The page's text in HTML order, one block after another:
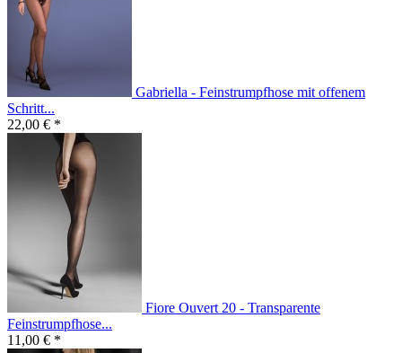
Gabriella - Feinstrumpfhose mit offenem
Schritt...
22,00 € *
Fiore Ouvert 20 - Transparente
Feinstrumpfhose...
11,00 € *